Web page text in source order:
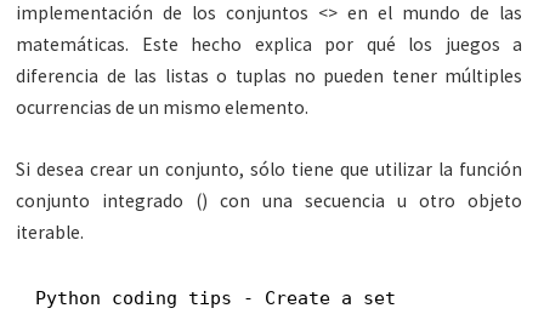
implementación de los conjuntos <> en el mundo de las
matemáticas. Este hecho explica por qué los juegos a
diferencia de las listas o tuplas no pueden tener múltiples
ocurrencias de un mismo elemento.
Si desea crear un conjunto, sólo tiene que utilizar la función
conjunto integrado () con una secuencia u otro objeto
iterable.
Python coding tips - Create a set